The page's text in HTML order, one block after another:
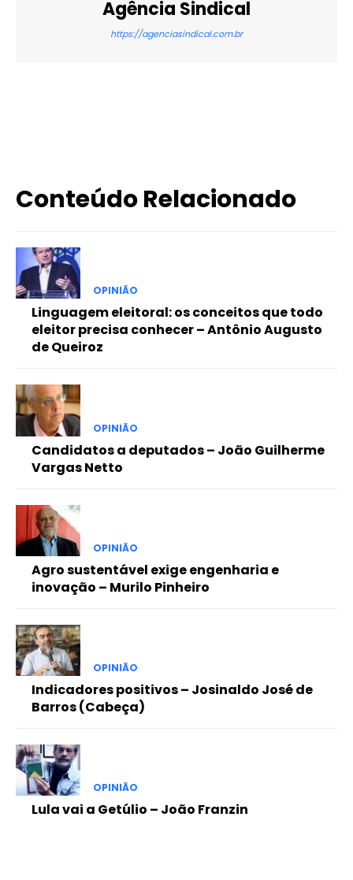
Agência Sindical
https://agenciasindical.com.br
Conteúdo Relacionado
OPINIÃO
Linguagem eleitoral: os conceitos que todo
eleitor precisa conhecer – Antônio Augusto
de Queiroz
OPINIÃO
Candidatos a deputados – João Guilherme
Vargas Netto
OPINIÃO
Agro sustentável exige engenharia e
inovação – Murilo Pinheiro
OPINIÃO
Indicadores positivos – Josinaldo José de
Barros (Cabeça)
OPINIÃO
Lula vai a Getúlio – João Franzin